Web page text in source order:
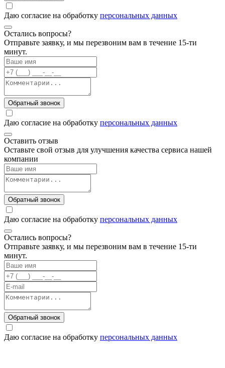
Даю согласие на обработку персональных данных
Остались вопросы?
Отправьте заявку, и мы перезвоним вам в течение 15-ти
минут.
Обратный звонок
Даю согласие на обработку персональных данных
Оставить отзыв
Оставьте свой отзыв для улучшения качества сервиса нашей
компании
Обратный звонок
Даю согласие на обработку персональных данных
Остались вопросы?
Отправьте заявку, и мы перезвоним вам в течение 15-ти
минут.
Обратный звонок
Даю согласие на обработку персональных данных